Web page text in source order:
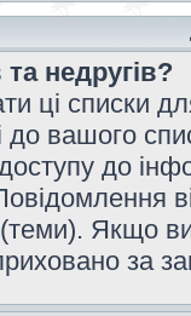
недругів?
ці списки
вашого
до
Якщо
за